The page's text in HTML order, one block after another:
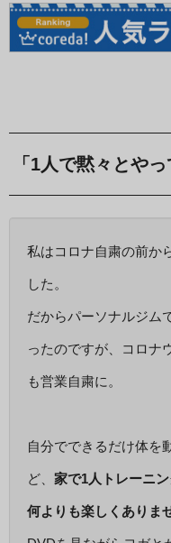
「1人で黙々とや
私はコロナ自粛の前か
した。
だからパーソナルジム
ったのですが、コロナ
も営業自粛に。
自分でできるだけ体を
ど、 家で1人トレーニ
何よりも楽しくありま